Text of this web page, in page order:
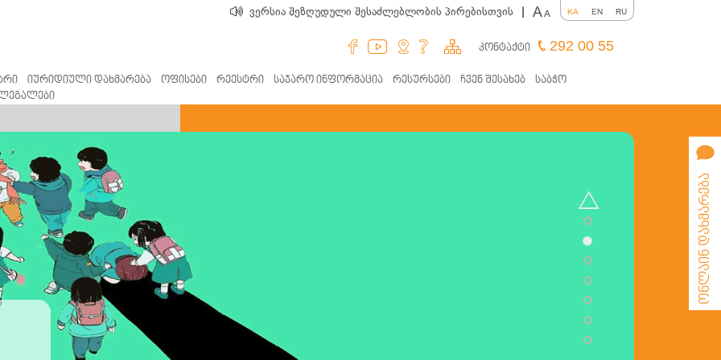
ვერსია შეზღუდული შესაძლებლობის პირებისთვის | AA KA EN RU
კონტაქტი 292 00 55
იურიდიული დახმარება ოფისები რეესტრი საჯარო ინფორმაცია რესურსები ჩვენ შესახებ
საბჭო
ონლაინ დახმარება